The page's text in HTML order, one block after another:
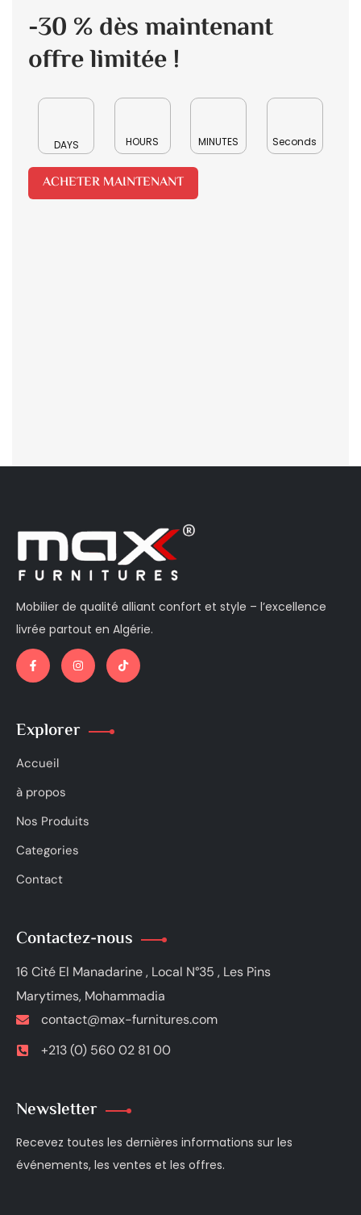
-30 % dès maintenant
offre limitée !
DAYS HOURS MINUTES Seconds
ACHETER MAINTENANT
Mobilier de qualité alliant confort et style – l’excellence
livrée partout en Algérie.
Explorer
Accueil
à propos
Nos Produits
Categories
Contact
Contactez-nous
16 Cité El Manadarine , Local N°35 , Les Pins
Marytimes, Mohammadia
contact@max-furnitures.com
+213 (0) 560 02 81 00
Newsletter
Recevez toutes les dernières informations sur les
événements, les ventes et les offres.